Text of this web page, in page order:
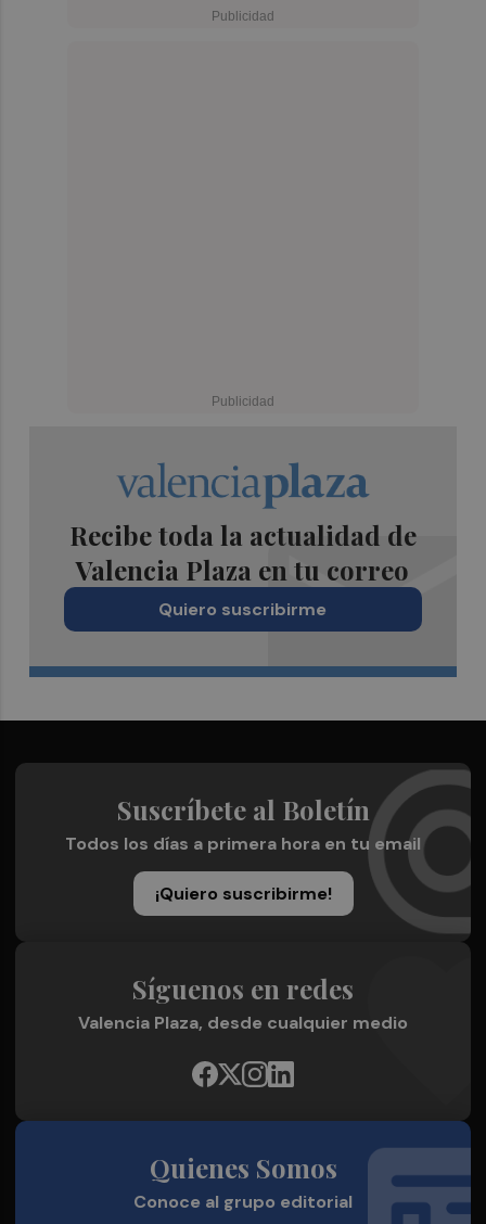
Recibe toda la actualidad de
Valencia Plaza en tu correo
Quiero suscribirme
Suscríbete al Boletín
Todos los días a primera hora en tu email
¡Quiero suscribirme!
Síguenos en redes
Valencia Plaza, desde cualquier medio
Quienes Somos
Conoce al grupo editorial